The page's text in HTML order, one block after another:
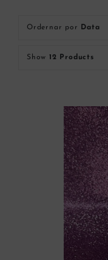
Ordernar por Data
Show 12 Products